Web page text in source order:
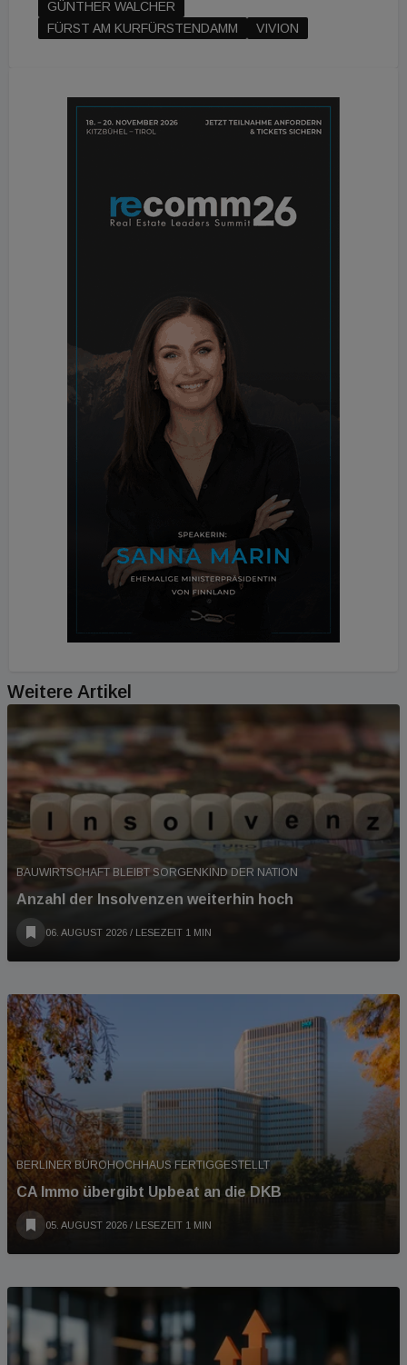
GÜNTHER WALCHER
FÜRST AM KURFÜRSTENDAMM
VIVION
Weitere Artikel
BAUWIRTSCHAFT BLEIBT SORGENKIND DER NATION
Anzahl der Insolvenzen weiterhin hoch
06. AUGUST 2026 / LESEZEIT 1 MIN
BERLINER BÜROHOCHHAUS FERTIGGESTELLT
CA Immo übergibt Upbeat an die DKB
05. AUGUST 2026 / LESEZEIT 1 MIN